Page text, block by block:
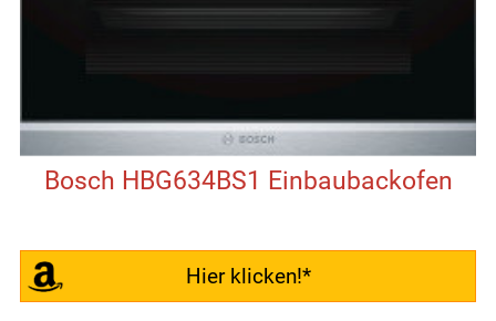
Bosch HBG634BS1 Einbaubackofen
Hier klicken!*